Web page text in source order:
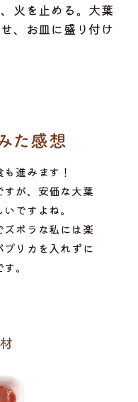
火を止める。大葉
、お皿に盛り付け
進みます！
が、安価な大葉
ですよね。
ボラな私には楽
プリカを入れずに
。